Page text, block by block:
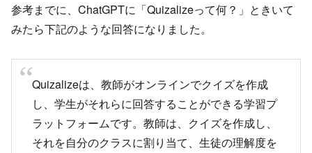
参考までに、ChatGPTに「Quizalizeって何？」ときいて
みたら下記のような回答になりました。
Quizalizeは、教師がオンラインでクイズを作成
し、学生がそれらに回答することができる学習プ
ラットフォームです。教師は、クイズを作成し、
それを自分のクラスに割り当て、生徒の理解度を